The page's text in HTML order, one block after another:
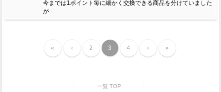
今までは1ポイント毎に細かく交換できる商品を分けていました
が...
« ‹ 2 3 4 › »
一覧 TOP